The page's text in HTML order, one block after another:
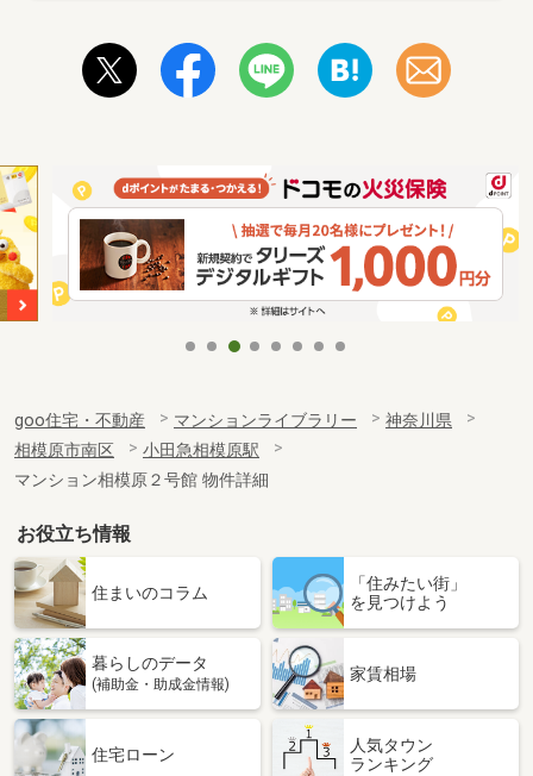
goo住宅・不動産 マンションライブラリー
神奈川県
相模原市南区
小田急相模原駅
マンション相模原２号館 物件詳細
お役立ち情報
住まいのコラム
「住みたい街」
を見つけよう
暮らしのデータ
(補助金・助成金情報)
家賃相場
住宅ローン
人気タウン
ランキング